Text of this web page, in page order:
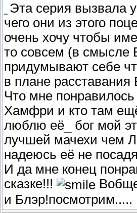
Эта серия вызвала
чего они из этого
очень хочу чтобы
то совсем (в смысле
придумывают себе
в плане
Что мне
Хамфри и кто там
люблю её_ бог мой
лучшей мачехи чем
надеюсь её не
И да мне конец
сказке!!!
и Блэр!посмотрим.....